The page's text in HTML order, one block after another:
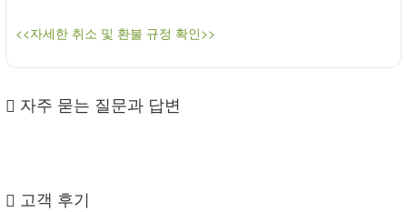
<<자세한 취소 및 환불 규정 확인>>
자주 묻는 질문과 답변
고객 후기